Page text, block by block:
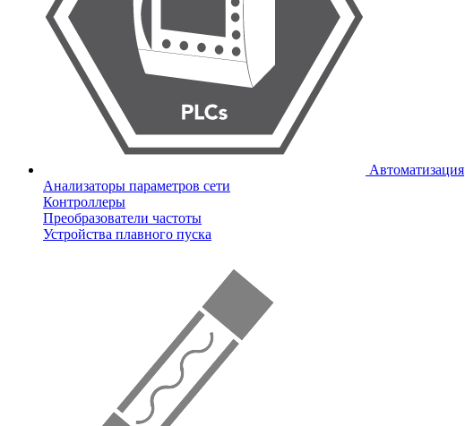
Автоматизация
Анализаторы параметров сети
Контроллеры
Преобразователи частоты
Устройства плавного пуска